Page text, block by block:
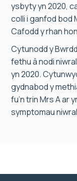
ysbyty yn 2020,
colli i ganfod bod
Cafodd y rhan
Cytunodd y
fethu â nodi
yn 2020.
gydnabod y
fu’n trin Mrs A ar
symptomau